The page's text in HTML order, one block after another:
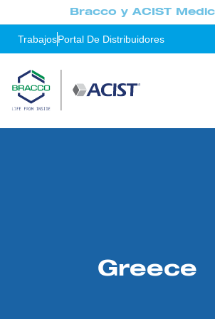
Bracco y ACIST
TrabajosPortal De Distribuidores
Greece